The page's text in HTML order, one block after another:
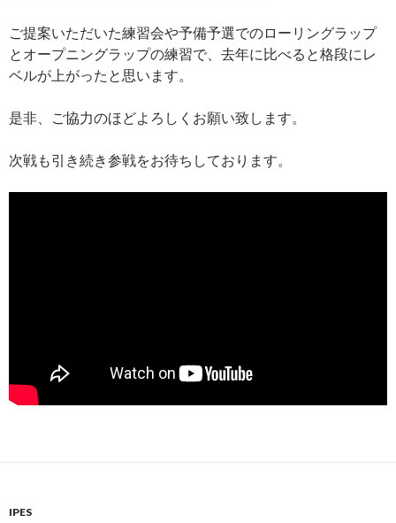
ご提案いただいた練習会や予備予選でのローリングラップ
とオープニングラップの練習で、去年に比べると格段にレ
ベルが上がったと思います。
是非、ご協力のほどよろしくお願い致します。
次戦も引き続き参戦をお待ちしております。
IPES